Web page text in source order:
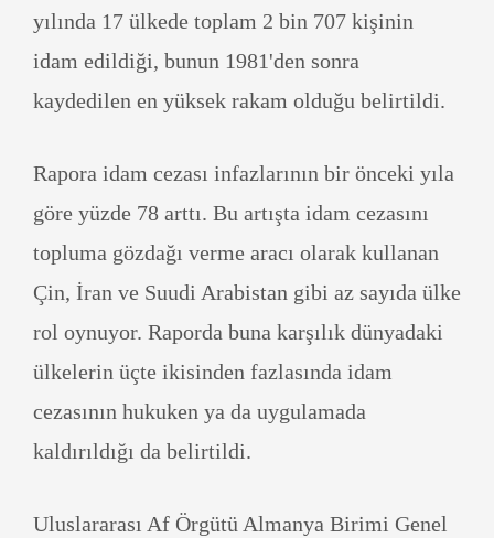
yılında 17 ülkede toplam 2 bin 707 kişinin
idam edildiği, bunun 1981'den sonra
kaydedilen en yüksek rakam olduğu belirtildi.
Rapora idam cezası infazlarının bir önceki yıla
göre yüzde 78 arttı. Bu artışta idam cezasını
topluma gözdağı verme aracı olarak kullanan
Çin, İran ve Suudi Arabistan gibi az sayıda ülke
rol oynuyor. Raporda buna karşılık dünyadaki
ülkelerin üçte ikisinden fazlasında idam
cezasının hukuken ya da uygulamada
kaldırıldığı da belirtildi.
Uluslararası Af Örgütü Almanya Birimi Genel